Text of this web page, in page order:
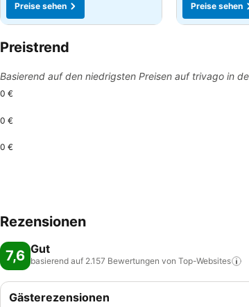
Preise sehen
Preise sehen
Preistrend
Basierend auf den niedrigsten Preisen auf trivago in
0 €
0 €
0 €
Rezensionen
7,6 Gut
basierend auf 2.157 Bewertungen von Top-Websites
Gästerezensionen